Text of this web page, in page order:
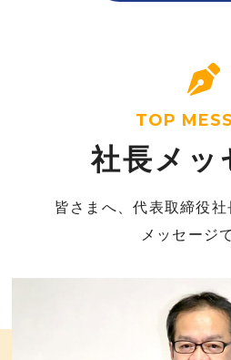
TOP
社長メッ
皆さまへ、代表取締役
メッセージ